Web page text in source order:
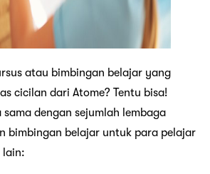
atau bimbingan belajar yang
cicilan dari Atome? Tentu bisa!
dengan sejumlah lembaga
bimbingan belajar untuk para pelajar
lain: